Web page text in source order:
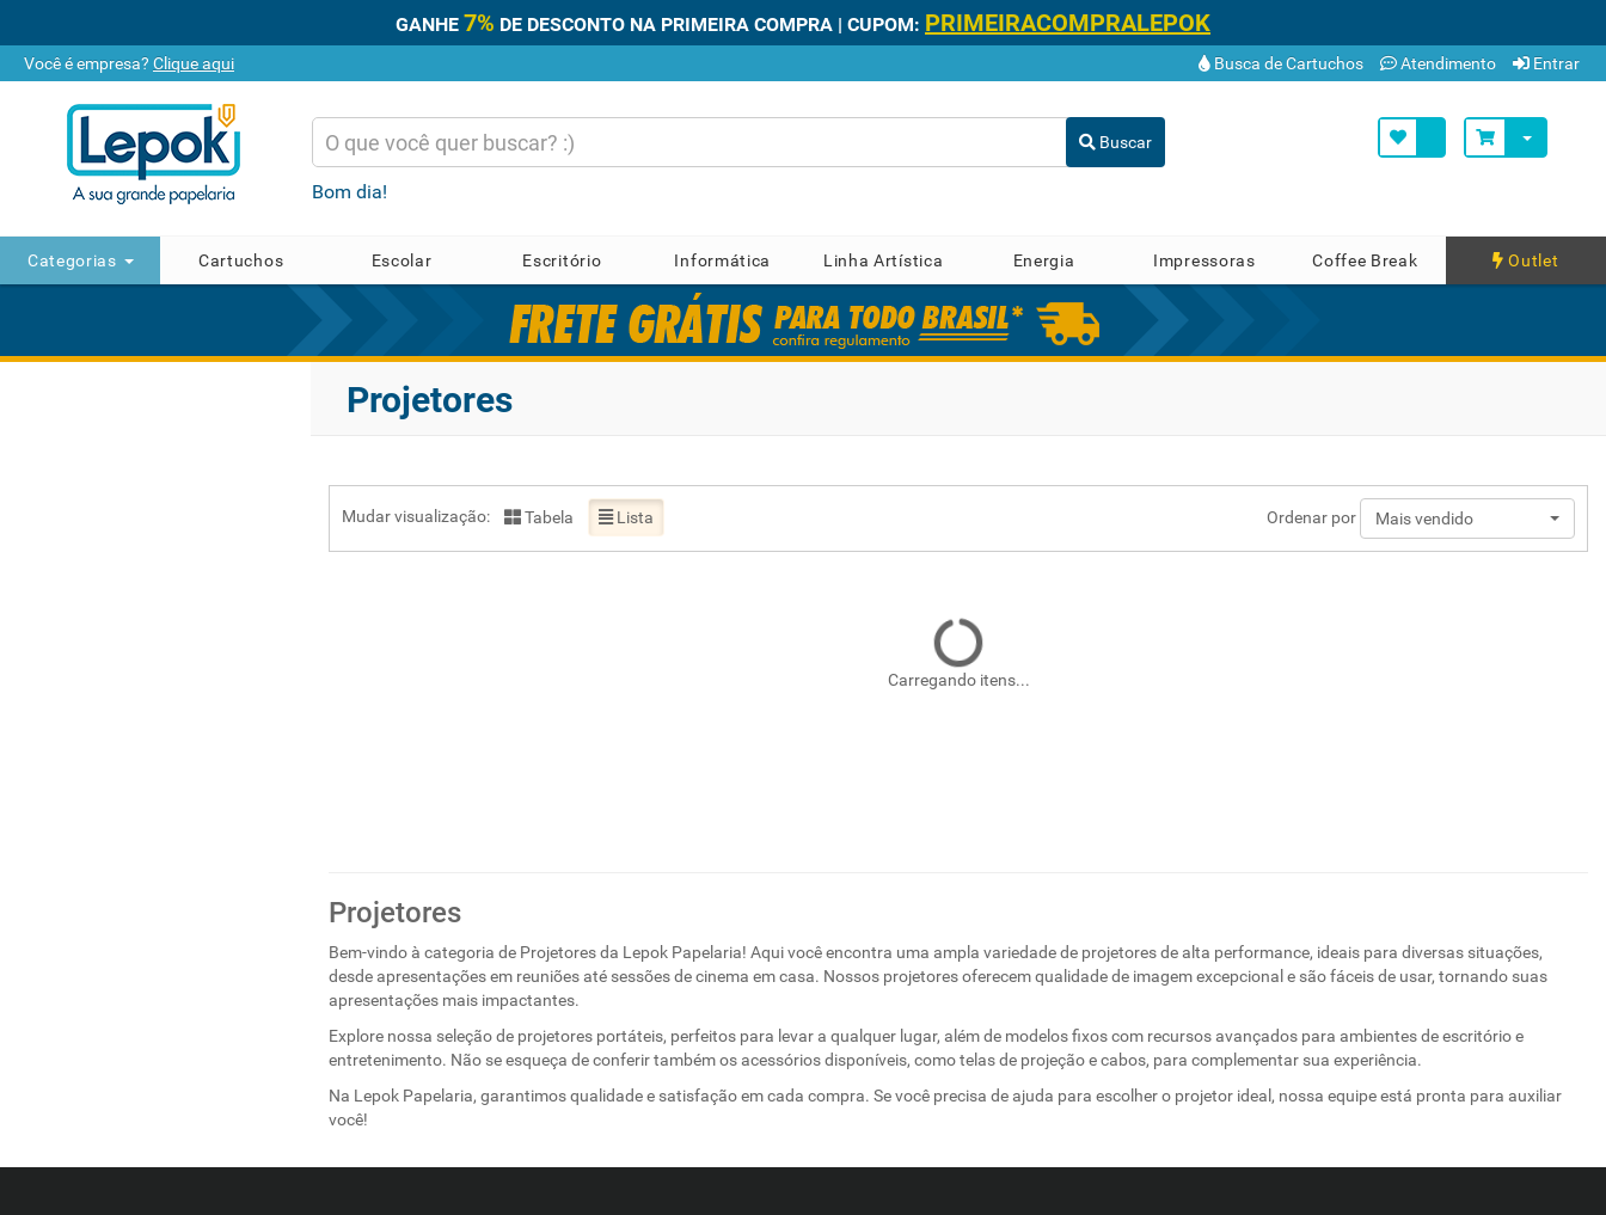
GANHE 7% DE DESCONTO NA PRIMEIRA COMPRA | CUPOM: PRIMEIRACOMPRALEPOK
Você é empresa? Clique aqui Busca de Cartuchos Atendimento Entrar
Buscar
Bom dia!
Categorias Cartuchos Escolar Escritório Informática Linha Artística Energia Impressoras Coffee Break Outlet
Projetores
Mudar visualização: Tabela Lista Ordenar por Mais vendido
Carregando itens...
Projetores
Bem-vindo à categoria de Projetores da Lepok Papelaria! Aqui você encontra uma ampla variedade de projetores de alta performance, ideais para diversas situações,
desde apresentações em reuniões até sessões de cinema em casa. Nossos projetores oferecem qualidade de imagem excepcional e são fáceis de usar, tornando suas
apresentações mais impactantes.
Explore nossa seleção de projetores portáteis, perfeitos para levar a qualquer lugar, além de modelos fixos com recursos avançados para ambientes de escritório e
entretenimento. Não se esqueça de conferir também os acessórios disponíveis, como telas de projeção e cabos, para complementar sua experiência.
Na Lepok Papelaria, garantimos qualidade e satisfação em cada compra. Se você precisa de ajuda para escolher o projetor ideal, nossa equipe está pronta para auxiliar
você!